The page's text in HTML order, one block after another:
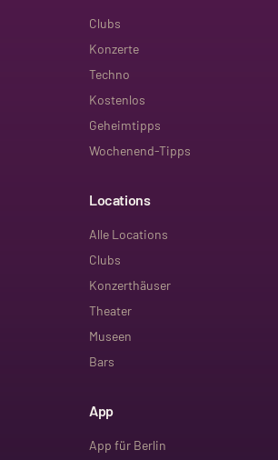
Clubs
Konzerte
Techno
Kostenlos
Geheimtipps
Wochenend-Tipps
Locations
Alle Locations
Clubs
Konzerthäuser
Theater
Museen
Bars
App
App für Berlin